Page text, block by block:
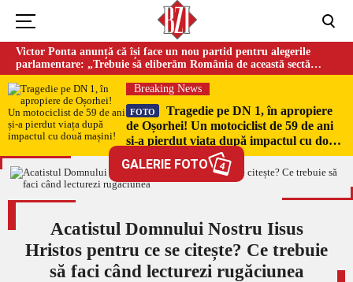
Victor Ponta anunță că își face un nou partid pentru alegerile
parlamentare: „Trebuie să eliberăm România de această sectă
globalistă”
Breaking News
FOTO
Tragedie pe DN 1, în apropiere
de Oșorhei! Un motociclist de 59 de ani
și-a pierdut viața după impactul cu două
GALERIE FOTO 4
Acatistul Domnului Nostru Iisus
Hristos pentru ce se citește? Ce trebuie
să faci când lecturezi rugăciunea